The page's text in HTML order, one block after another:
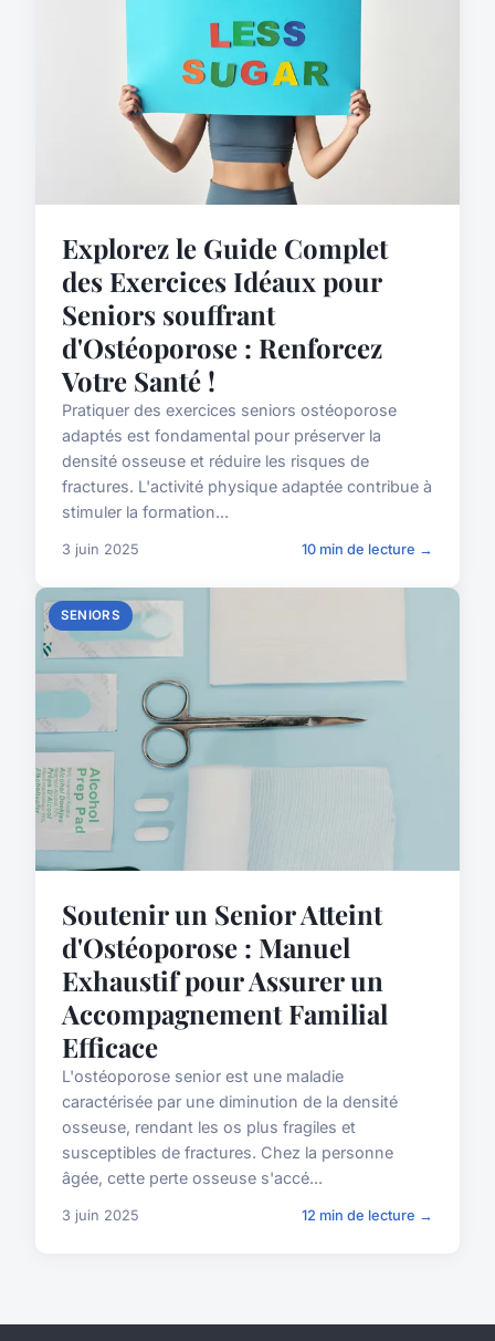
Explorez le Guide Complet
des Exercices Idéaux pour
Seniors souffrant
d'Ostéoporose : Renforcez
Votre Santé !
Pratiquer des exercices seniors ostéoporose
adaptés est fondamental pour préserver la
densité osseuse et réduire les risques de
fractures. L'activité physique adaptée contribue à
stimuler la formation...
3 juin 2025 10 min de lecture →
SENIORS
Soutenir un Senior Atteint
d'Ostéoporose : Manuel
Exhaustif pour Assurer un
Accompagnement Familial
Efficace
L'ostéoporose senior est une maladie
caractérisée par une diminution de la densité
osseuse, rendant les os plus fragiles et
susceptibles de fractures. Chez la personne
âgée, cette perte osseuse s'accé...
3 juin 2025 12 min de lecture →